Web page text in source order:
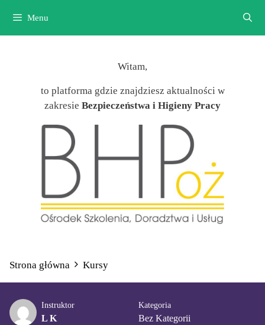
treści
Menu
Witam,
to platforma gdzie znajdziesz aktualności w
zakresie Bezpieczeństwa i Higieny Pracy
Strona główna Kursy
Instruktor
L K
Kategoria
Bez Kategorii